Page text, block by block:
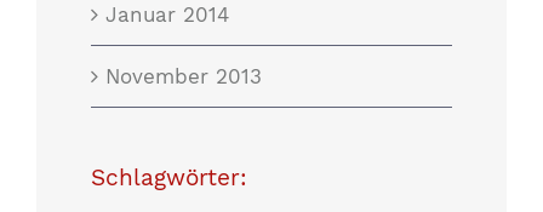
Januar 2014
November 2013
Schlagwörter: